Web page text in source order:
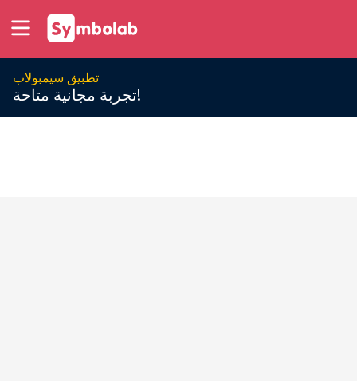
تطبيق سيمبولاب
تجربة مجانية متاحة!